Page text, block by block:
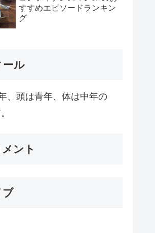
すすめエピソードランキン
グ
ール
、頭は青年、体は中年の
ント
ブ